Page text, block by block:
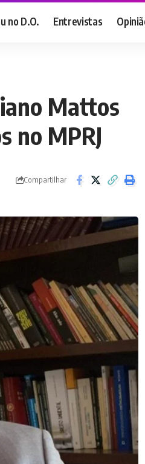
no D.O. Entrevistas
Mattos
no MPRJ
Compartilhar